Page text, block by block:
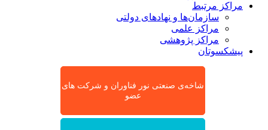
مراکز مرتبط
سازمان‌ها و نهادهای دولتی
مراکز علمی
مراکز پژوهشی
پیشکسوتان
شاخه‌ی صنعتی نور فناوران و شرکت های
عضو